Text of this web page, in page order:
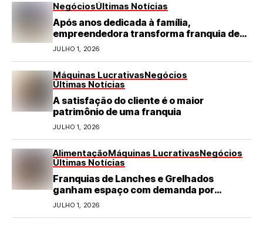
NegóciosÚltimas Notícias
Após anos dedicada à família,
empreendedora transforma franquia de
turismo em negócio de destaque no RN
JULHO 1, 2026
Máquinas LucrativasNegócios
Últimas Notícias
A satisfação do cliente é o maior
patrimônio de uma franquia
JULHO 1, 2026
AlimentaçãoMáquinas LucrativasNegócios
Últimas Notícias
Franquias de Lanches e Grelhados
ganham espaço com demanda por
refeições rápidas e de qualidade
JULHO 1, 2026